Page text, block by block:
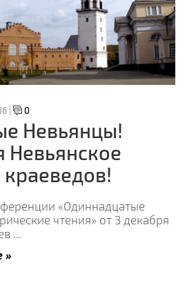
| 0
Невьянцы!
Невьянское
«Одиннадцатые
чтения» от 3 декабря
...
»